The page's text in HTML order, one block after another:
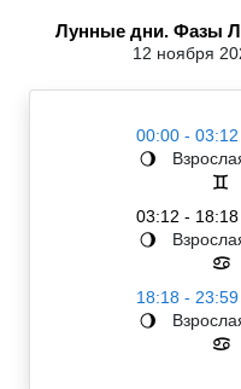
Лунные дни. Фазы
12 ноября
00:00 - 03:12
🌖
♊
03:12 - 18:18
🌖
♋
18:18 - 23:59
🌖
♋